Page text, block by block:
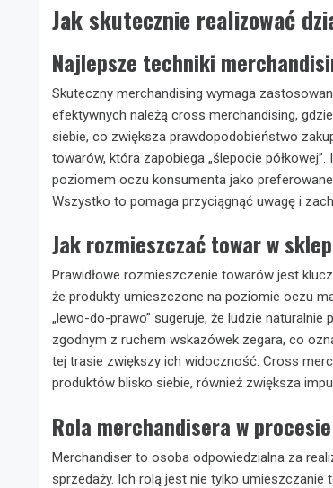
Jak skutecznie realizować
Najlepsze techniki
Skuteczny merchandising wymaga
efektywnych należą cross merchandising,
siebie, co zwiększa prawdopodobieństwo
towarów, która zapobiega „ślepocie
poziomem oczu konsumenta jako
Wszystko to pomaga przyciągnąć uwagę i
Jak rozmieszczać towar w
Prawidłowe rozmieszczenie towarów jest
że produkty umieszczone na poziomie oczu
„lewo-do-prawo” sugeruje, że ludzie
zgodnym z ruchem wskazówek zegara, co
tej trasie zwiększy ich widoczność. Cross
produktów blisko siebie, również zwiększa
Rola merchandisera w
Merchandiser to osoba odpowiedzialna za
sprzedaży. Ich rolą jest nie tylko